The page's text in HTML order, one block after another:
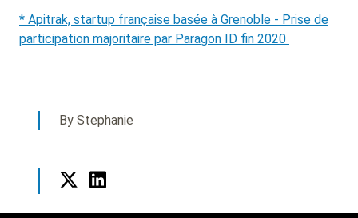
By Stephanie
* Apitrak, startup française basée à Grenoble - Prise de
participation majoritaire par Paragon ID fin 2020